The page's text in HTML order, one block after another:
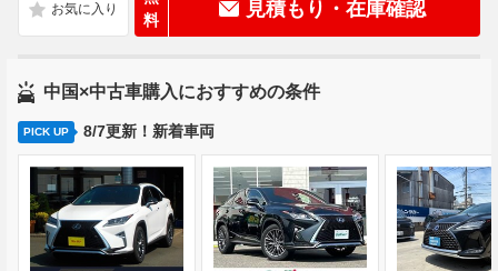
料
見積もり・在庫確認
中国×中古車購入におすすめの条件
PICK UP 8/7更新！新着車両